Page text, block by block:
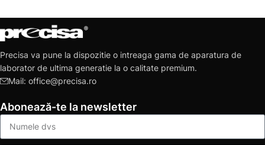
Precisa va pune la dispozitie o intreaga gama de aparatura de
laborator de ultima generatie la o calitate premium.
Mail: office@precisa.ro
Abonează-te la newsletter